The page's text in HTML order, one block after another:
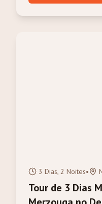
3 Dias, 2 Noites•
Tour de 3 Dias